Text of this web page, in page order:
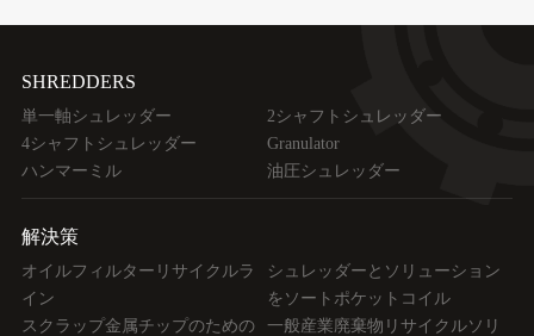
SHREDDERS
単一軸シュレッダー
2シャフトシュレッダー
4シャフトシュレッダー
Granulator
ハンマーミル
油圧シュレッダー
解決策
オイルフィルターリサイクルラ
イン
シュレッダーとソリューション
をソートポケットコイル
スクラップ金属チップのための
一般産業廃棄物リサイクルソリ